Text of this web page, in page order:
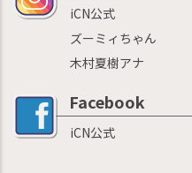
iCN公式
ズーミィちゃん
木村夏樹アナ
Facebook
iCN公式